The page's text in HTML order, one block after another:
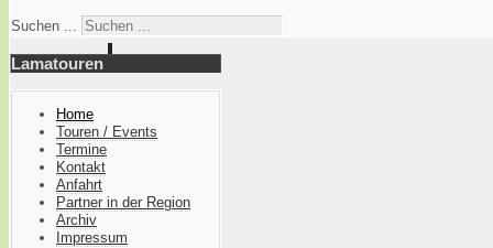
Suchen ...
Lamatouren
Home
Touren / Events
Termine
Kontakt
Anfahrt
Partner in der Region
Archiv
Impressum